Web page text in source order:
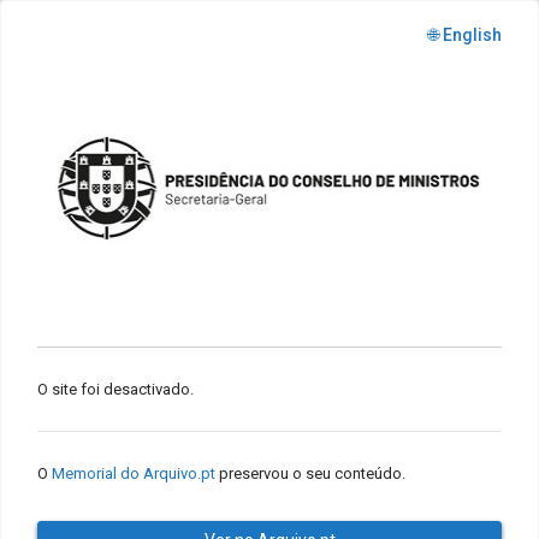
🌐 English
O site foi desactivado.
O Memorial do Arquivo.pt preservou o seu conteúdo.